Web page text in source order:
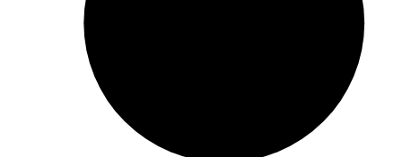
associations,